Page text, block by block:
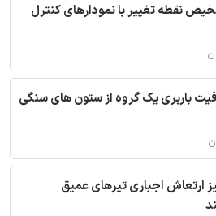
نقطه تغییر با نمودارهای کنترل
باربری یک گروه از ستون های سنگی
ارتعاش اجباری تیرهای عمیق